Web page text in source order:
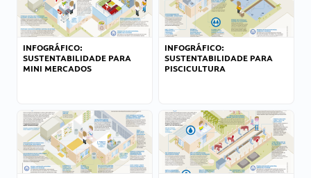
INFOGRÁFICO:
SUSTENTABILIDADE PARA
MINI MERCADOS
INFOGRÁFICO:
SUSTENTABILIDADE PARA
PISCICULTURA